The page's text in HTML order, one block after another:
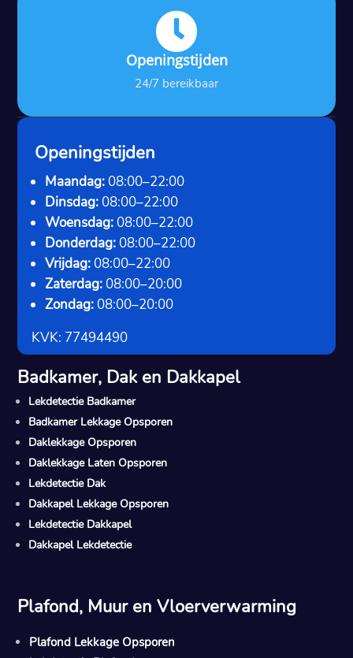

Openingstijden
24/7 bereikbaar
Openingstijden
Maandag: 08:00–22:00
Dinsdag: 08:00–22:00
Woensdag: 08:00–22:00
Donderdag: 08:00–22:00
Vrijdag: 08:00–22:00
Zaterdag: 08:00–20:00
Zondag: 08:00–20:00
KVK: 77494490
Badkamer, Dak en Dakkapel
Lekdetectie Badkamer
Badkamer Lekkage Opsporen
Daklekkage Opsporen
Daklekkage Laten Opsporen
Lekdetectie Dak
Dakkapel Lekkage Opsporen
Lekdetectie Dakkapel
Dakkapel Lekdetectie
Plafond, Muur en Vloerverwarming
Plafond Lekkage Opsporen